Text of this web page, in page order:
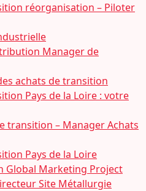
réorganisation – Piloter
Manager de
achats de transition
Pays de la Loire : votre
transition – Manager Achats
Pays de la Loire
Global Marketing Project
Site Métallurgie